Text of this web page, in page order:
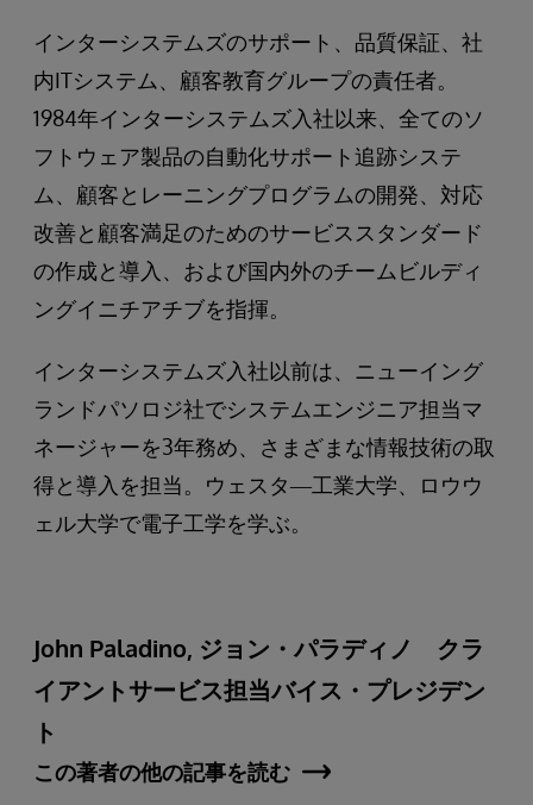
インターシステムズのサポート、品質保証、社
内ITシステム、顧客教育グループの責任者。
1984年インターシステムズ入社以来、全てのソ
フトウェア製品の自動化サポート追跡システ
ム、顧客とレーニングプログラムの開発、対応
改善と顧客満足のためのサービススタンダード
の作成と導入、および国内外のチームビルディ
ングイニチアチブを指揮。
インターシステムズ入社以前は、ニューイング
ランドパソロジ社でシステムエンジニア担当マ
ネージャーを3年務め、さまざまな情報技術の取
得と導入を担当。ウェスタ―工業大学、ロウウ
ェル大学で電子工学を学ぶ。
John Paladino, ジョン・パラディノ クラ
イアントサービス担当バイス・プレジデン
ト
この著者の他の記事を読む